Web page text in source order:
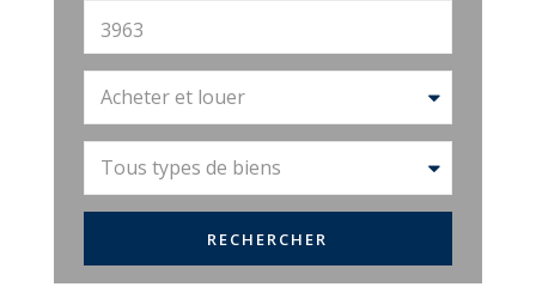
Acheter et louer
Tous types de biens